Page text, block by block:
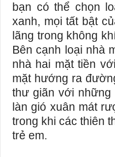
bạn có thể chọn
xanh, mọi tất bật
lãng trong không
Bên cạnh loại nhà
nhà hai mặt tiền
mặt hướng ra
thư giãn với những
làn gió xuân mát
trong khi các thiên
trẻ em.